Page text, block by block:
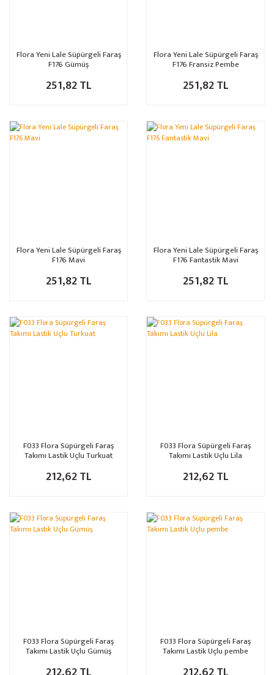
Flora Yeni Lale Süpürgeli Faraş
F176 Gümüş
251,82 TL
Flora Yeni Lale Süpürgeli Faraş
F176 Fransiz Pembe
251,82 TL
Flora Yeni Lale Süpürgeli Faraş
F176 Mavi
251,82 TL
Flora Yeni Lale Süpürgeli Faraş
F176 Fantastik Mavi
251,82 TL
F033 Flora Süpürgeli Faraş
Takımı Lastik Uçlu Turkuat
212,62 TL
F033 Flora Süpürgeli Faraş
Takımı Lastik Uçlu Lila
212,62 TL
F033 Flora Süpürgeli Faraş
Takımı Lastik Uçlu Gümüş
F033 Flora Süpürgeli Faraş
Takımı Lastik Uçlu pembe